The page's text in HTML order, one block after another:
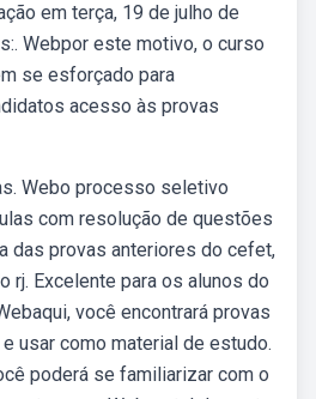
em terça, 19 de julho de
Webpor este motivo, o curso
se esforçado para
acesso às provas
Webo processo seletivo
com resolução de questões
das provas anteriores do cefet,
rj. Excelente para os alunos do
você encontrará provas
usar como material de estudo.
poderá se familiarizar com o